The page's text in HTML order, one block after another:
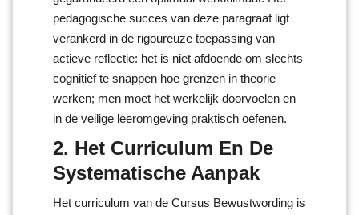
pedagogische succes van deze paragraaf ligt
verankerd in de rigoureuze toepassing van
actieve reflectie: het is niet afdoende om slechts
cognitief te snappen hoe grenzen in theorie
werken; men moet het werkelijk doorvoelen en
in de veilige leeromgeving praktisch oefenen.
2. Het Curriculum En De
Systematische Aanpak
Het curriculum van de Cursus Bewustwording is